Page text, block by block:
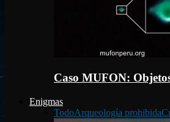
Caso MUFON:
Enigmas
TodoArqueología prohibida